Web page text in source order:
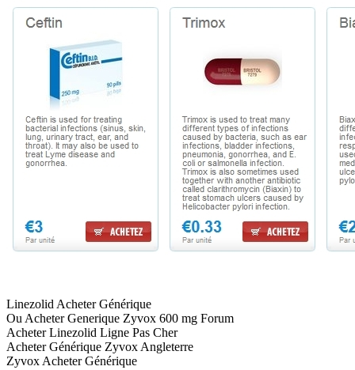
Linezolid Acheter Générique
Ou Acheter Generique Zyvox 600 mg Forum
Acheter Linezolid Ligne Pas Cher
Acheter Générique Zyvox Angleterre
Zyvox Acheter Générique